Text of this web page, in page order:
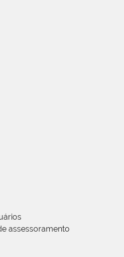
assessoramento